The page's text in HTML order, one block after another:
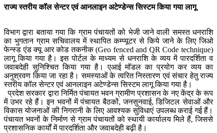
राज्य स्तरीय कॉल सेन्टर एवं आनलाइन अटेण्डेन्स सिस्टम किया गया लागू
विभाग द्वारा बताया गया कि ग्राम पंचायतों को भेजी जाने वाली समस्त धनराशि
का भुगतान ग्राम सचिवालय में स्थापित कम्प्यूटर से किये जाने के लिए जिओ
फेन्स्ड एंड क्यू आर कोड तकनीक (Geo fenced and QR Code technique)
लागू किया गया है। इस पोर्टल के माध्यम से धनराशि के व्यय में पारदर्शिता व
जवाबदेही सुनिश्चित किया गया है। एआई मॉडल का प्रयोग कर व्यय का
अनुश्रवण किया जा रहा है। समस्याओं के त्वरित निस्तारण एवं संचार हेतु राज्य
स्तरीय कॉल सेन्टर एवं आनलाइन अटेण्डेन्स सिस्टम लागू किया गया है।
प्रदेश सरकार द्वारा निर्मित पंचायत भवन ग्रामीण प्रशासन के नए केंद्र के रूप
में उभर रहे हैं। इन भवनों में पंचायत बैठकों, जनसुनवाई, डिजिटल सेवाओं और
विकास योजनाओं की निगरानी के लिए आवश्यक सुविधाएं उपलब्ध कराई गई हैं।
पंचायत भवनों के निर्माण से ग्राम पंचायतों को स्थायी कार्यालय मिले हैं, जिससे
प्रशासनिक कार्यों में पारदर्शिता और जवाबदेही बढ़ी है।